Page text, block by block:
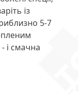
із
5-7
і смачна